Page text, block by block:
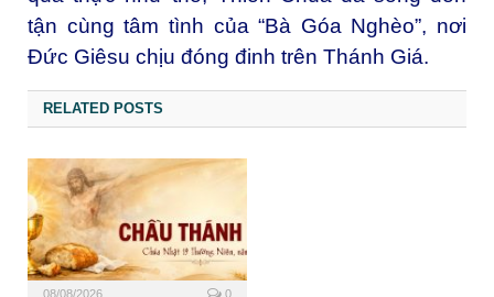
tận cùng tâm tình của “Bà Góa Nghèo”, nơi
Đức Giêsu chịu đóng đinh trên Thánh Giá.
RELATED POSTS
08/08/2026 0